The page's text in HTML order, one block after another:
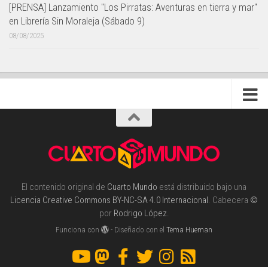
[PRENSA] Lanzamiento "Los Pirratas: Aventuras en tierra y mar"
en Librería Sin Moraleja (Sábado 9)
08/08/2025
El contenido original de Cuarto Mundo está distribuido bajo una
Licencia Creative Commons BY-NC-SA 4.0 Internacional. Cabecera ©
por Rodrigo López.
Funciona con - Diseñado con elTema Hueman